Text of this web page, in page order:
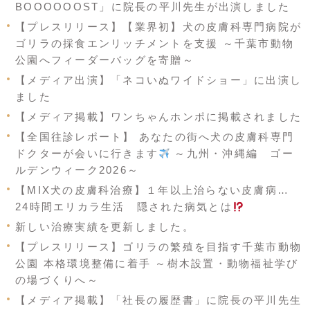
BOOOOOOST」に院長の平川先生が出演しました
【プレスリリース】【業界初】犬の皮膚科専門病院が
ゴリラの採食エンリッチメントを支援 ～千葉市動物
公園へフィーダーバッグを寄贈～
【メディア出演】「ネコいぬワイドショー」に出演し
ました
【メディア掲載】ワンちゃんホンポに掲載されました
【全国往診レポート】 あなたの街へ犬の皮膚科専門
ドクターが会いに行きます
～九州・沖縄編 ゴー
ルデンウィーク2026～
【MIX犬の皮膚科治療】１年以上治らない皮膚病…
24時間エリカラ生活 隠された病気とは
新しい治療実績を更新しました。
【プレスリリース】ゴリラの繁殖を目指す千葉市動物
公園 本格環境整備に着手 ～樹木設置・動物福祉学び
の場づくりへ～
【メディア掲載】「社長の履歴書」に院長の平川先生